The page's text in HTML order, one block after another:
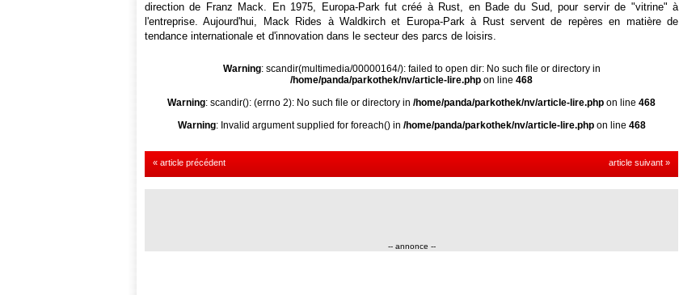
direction de Franz Mack. En 1975, Europa-Park fut créé à Rust, en Bade du Sud, pour servir de "vitrine" à
l'entreprise. Aujourd'hui, Mack Rides à Waldkirch et Europa-Park à Rust servent de repères en matière de
tendance internationale et d'innovation dans le secteur des parcs de loisirs.
Warning: scandir(multimedia/00000164/): failed to open dir: No such file or directory in
/home/panda/parkothek/nv/article-lire.php on line 468
Warning: scandir(): (errno 2): No such file or directory in /home/panda/parkothek/nv/article-lire.php on line 468
Warning: Invalid argument supplied for foreach() in /home/panda/parkothek/nv/article-lire.phpon line 468
« article précédent article suivant »
-- annonce --